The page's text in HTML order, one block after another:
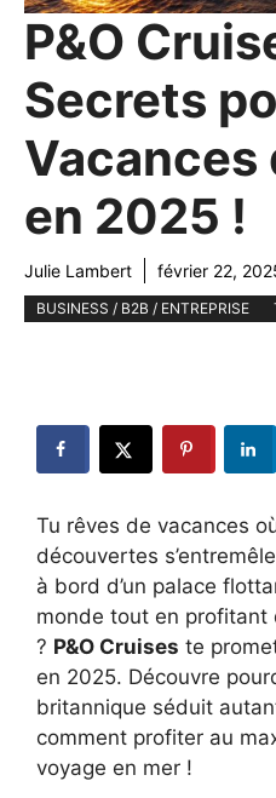
P&O
Secrets
Vacances
en 2025 !
Julie Lambert février 22,
BUSINESS / B2B / ENTREPRISE
Tu rêves de vacances
découvertes
à bord d’un palace
monde tout en profitant
? P&O Cruises te
en 2025. Découvre
britannique séduit
comment profiter au
voyage en mer !